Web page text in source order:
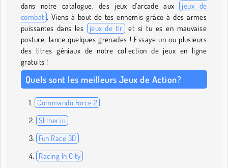
dans notre catalogue, des jeux d’arcade aux jeux de
combat . Viens à bout de tes ennemis grâce à des armes
puissantes dans les
jeux de tir et si tu es en mauvaise
posture, lance quelques grenades ! Essaye un ou plusieurs
des titres géniaux de notre collection de jeux en ligne
gratuits !
Quels sont les meilleurs Jeux de Action?
Commando Force 2
Slither.io
Fun Race 3D
Racing In City